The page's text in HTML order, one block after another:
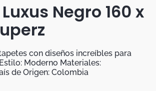
Negro 160 x
con diseños increíbles para
Moderno Materiales:
de Origen: Colombia